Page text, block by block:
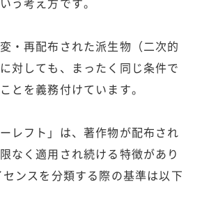
・再配布された派生物（二次的
対しても、まったく同じ条件で
とを義務付けています。
レフト」は、著作物が配布され
なく適用され続ける特徴があり
ンスを分類する際の基準は以下